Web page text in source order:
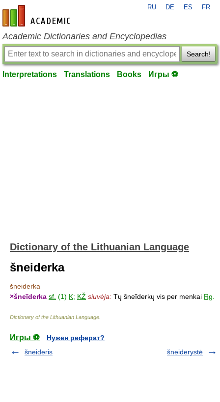
en-academic.com
RU DE ES FR
Academic Dictionaries and Encyclopedias
Search!
Interpretations Translations Books Игры ⚽
Dictionary of the Lithuanian Language
šneiderka
šneiderka
×šneĩderka sf. (1) K; KŽ siuvėja: Tų šneĩderkų vis per menkai Rg
Dictionary of the Lithuanian Language
Игры ⚽
Нужен реферат?
šneideris
šneiderystė